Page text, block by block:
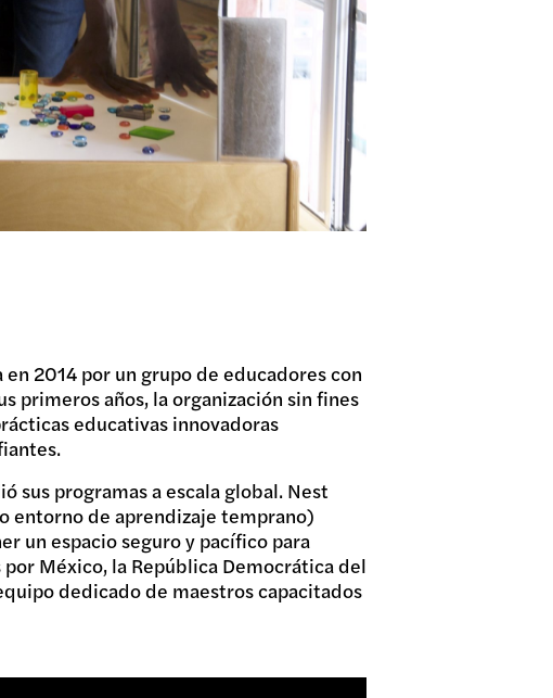
2014 por un grupo de educadores con
primeros años, la organización sin fines
educativas innovadoras
sus programas a escala global. Nest
entorno de aprendizaje temprano)
un espacio seguro y pacífico para
México, la República Democrática del
dedicado de maestros capacitados